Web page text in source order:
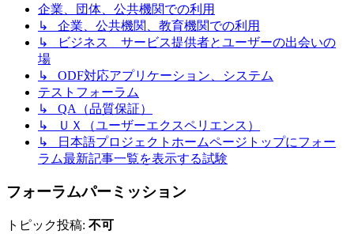
企業、団体、公共機関での利用
↳ 企業、公共機関、教育機関での利用
↳ ビジネス サービス提供者とユーザーの出会いの
場
↳ ODF対応アプリケーション、システム
テストフォーラム
↳ QA（品質保証）
↳ ＵＸ（ユーザーエクスペリエンス）
↳ 日本語プロジェクトホームページトップにフォー
ラム最新記事一覧を表示する試験
フォーラムパーミッション
トピック投稿: 不可